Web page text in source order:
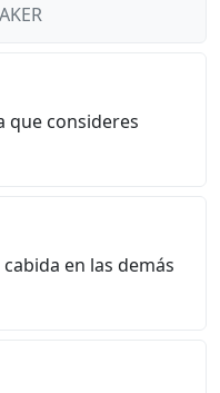
que consideres
en las demás